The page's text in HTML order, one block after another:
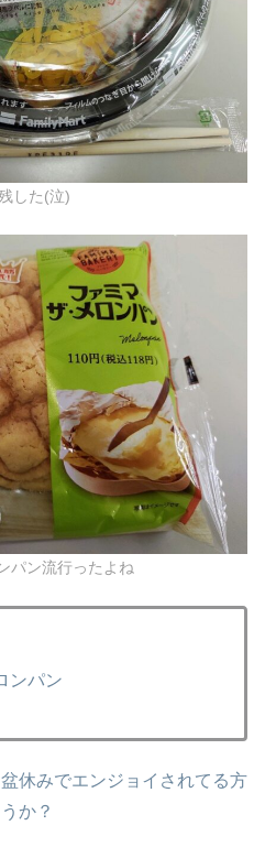
した(泣)
パン流行ったよね
ンパン
休みでエンジョイされてる方
か？